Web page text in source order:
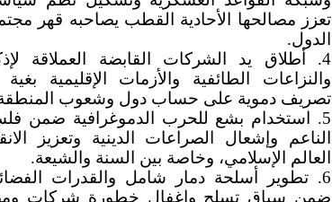
تعزز مصالحها الأحادية القطب يصاحبه قهر
الدول.
4.
أطلاق يد الشركات القابضة العملاقة
والنزاعات الطائفية والأزمات الإقليمية
تصريف دموية على حساب دول وشعوب
5.
استخدام بشع للحرب الدموغرافية ضمن
الناعم وإشعال الصراعات الدينية وتعزيز
العالم الإسلامي، وخاصة بين السنة والشيعة.
6.
تطوير أسلحة دمار شامل والقدرات
ضمن سباق تسلح وإغفال خطورة شركات